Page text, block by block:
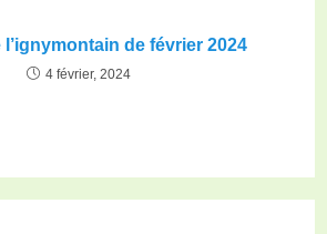
de février 2024
4 février, 2024